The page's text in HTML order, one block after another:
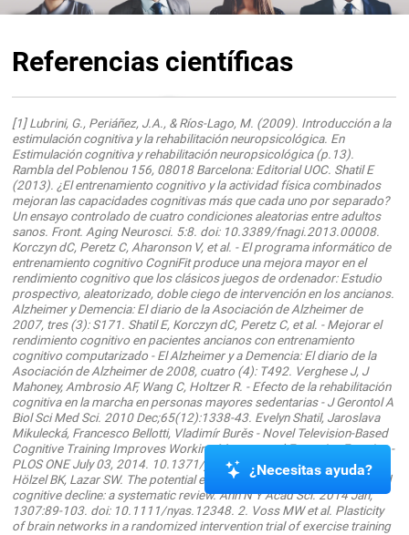
Referencias científicas
[1] Lubrini, G., Periáñez, J.A., & Ríos-Lago, M. (2009). Introducción a la
estimulación cognitiva y la rehabilitación neuropsicológica. En
Estimulación cognitiva y rehabilitación neuropsicológica (p.13).
Rambla del Poblenou 156, 08018 Barcelona: Editorial UOC. Shatil E
(2013). ¿El entrenamiento cognitivo y la actividad física combinados
mejoran las capacidades cognitivas más que cada uno por separado?
Un ensayo controlado de cuatro condiciones aleatorias entre adultos
sanos. Front. Aging Neurosci. 5:8. doi: 10.3389/fnagi.2013.00008.
Korczyn dC, Peretz C, Aharonson V, et al. - El programa informático de
entrenamiento cognitivo CogniFit produce una mejora mayor en el
rendimiento cognitivo que los clásicos juegos de ordenador: Estudio
prospectivo, aleatorizado, doble ciego de intervención en los ancianos.
Alzheimer y Demencia: El diario de la Asociación de Alzheimer de
2007, tres (3): S171. Shatil E, Korczyn dC, Peretz C, et al. - Mejorar el
rendimiento cognitivo en pacientes ancianos con entrenamiento
cognitivo computarizado - El Alzheimer y a Demencia: El diario de la
Asociación de Alzheimer de 2008, cuatro (4): T492. Verghese J, J
Mahoney, Ambrosio AF, Wang C, Holtzer R. - Efecto de la rehabilitación
cognitiva en la marcha en personas mayores sedentarias - J Gerontol A
Biol Sci Med Sci. 2010 Dec;65(12):1338-43. Evelyn Shatil, Jaroslava
Mikulecká, Francesco Bellotti, Vladimír Burěs - Novel Television-Based
Cognitive Training Improves Working Memory and Executive Function -
PLOS ONE July 03, 2014. 10.1371/journal.pone.0101472. Gard T,
Hölzel BK, Lazar SW. The potential effects of meditation on age-related
cognitive decline: a systematic review. Ann N Y Acad Sci. 2014 Jan;
1307:89-103. doi: 10.1111/nyas.12348. 2. Voss MW et al. Plasticity
of brain networks in a randomized intervention trial of exercise training
¿Necesitas ayuda?